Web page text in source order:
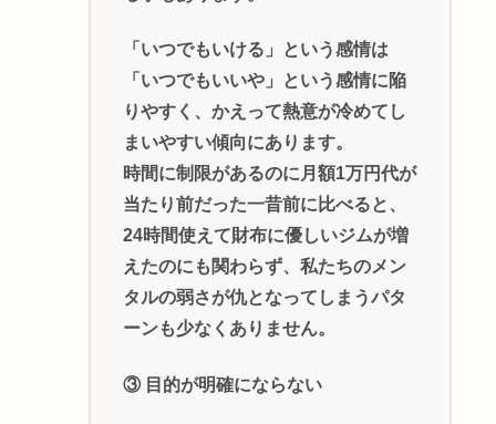
「いつでもいける」という感情は
「いつでもいいや」という感情に陥
りやすく、かえって熱意が冷めてし
まいやすい傾向にあります。
時間に制限があるのに月額1万円代が
当たり前だった一昔前に比べると、
24時間使えて財布に優しいジムが増
えたのにも関わらず、私たちのメン
タルの弱さが仇となってしまうパタ
ーンも少なくありません。
③ 目的が明確にならない